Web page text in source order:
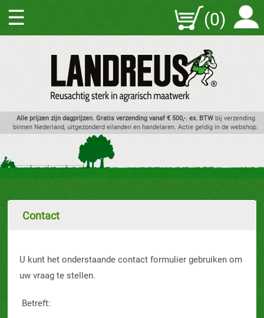
☰ (0)
Alle prijzen zijn dagprijzen. Gratis verzending vanaf € 500,-. ex. BTWbij verzending
binnen Nederland, uitgezonderd eilanden en handelaren. Actie geldig in de webshop.
Contact
U kunt het onderstaande contact formulier gebruiken om
uw vraag te stellen.
Betreft: